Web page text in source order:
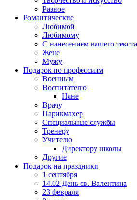
Разное
Романтические
Любимой
Любимому
С нанесением вашего текста
Жене
Мужу
Подарок по профессиям
Военным
Воспитателю
Няне
Врачу
Парикмахер
Специальные службы
Тренеру
Учителю
Директору школы
Другие
Подарок на праздники
1 сентября
14.02 День св. Валентина
23 февраля